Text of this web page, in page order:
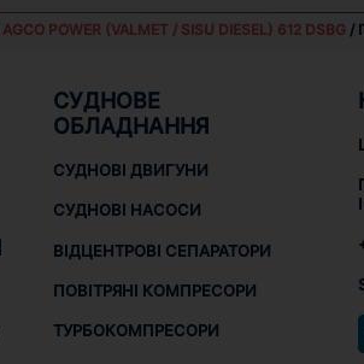
AGCO POWER (VALMET / SISU DIESEL) 612 DSBG/
СУДНОВЕ
ОБЛАДНАННЯ
СУДНОВІ ДВИГУНИ
СУДНОВІ НАСОСИ
ВІДЦЕНТРОВІ СЕПАРАТОРИ
ПОВІТРЯНІ КОМПРЕСОРИ
ТУРБОКОМПРЕСОРИ